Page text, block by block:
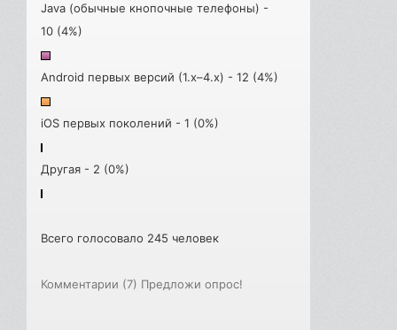
Java (обычные кнопочные телефоны) -
10 (4%)
Android первых версий (1.x–4.x) - 12 (4%)
iOS первых поколений - 1 (0%)
Другая - 2 (0%)
Всего голосовало 245 человек
Комментарии (7) Предложи опрос!